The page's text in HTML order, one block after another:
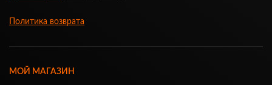
Политика возврата
МОЙ МАГАЗИН